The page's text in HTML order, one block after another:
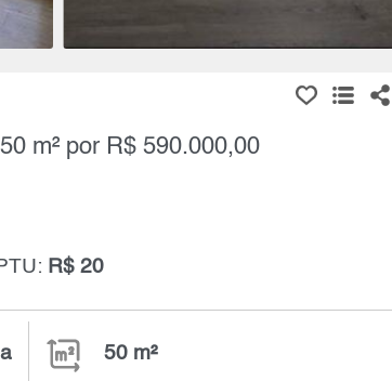
m² por R$ 590.000,00
R$ 20
50 m²